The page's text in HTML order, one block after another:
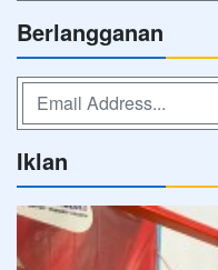
Berlangganan
Iklan